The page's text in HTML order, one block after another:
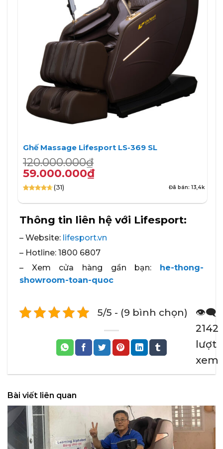
Ghế Massage Lifesport LS-369 SL
120.000.000₫
Giá
gốc
là:
120.000.000₫.
59.000.000₫
Giá
hiện
tại
là:
59.000.000₫.
5 dựa trên
(31) Đã bán: 13,4k
Thông tin liên hệ với Lifesport:
– Website: lifesport.vn
– Hotline: 1800 6807
– Xem cửa hàng gần bạn: he-thong-
showroom-toan-quoc
5/5 - (9 bình chọn)
👁️‍🗨️
2142
lượt
xem
Bài viết liên quan